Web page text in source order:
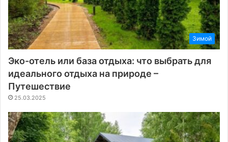
Зимой
Эко-отель или база отдыха: что выбрать для
идеального отдыха на природе –
Путешествие
25.03.2025